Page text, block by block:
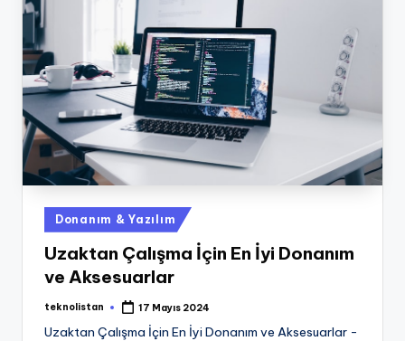
Posted
in
Donanım & Yazılım
Uzaktan Çalışma İçin En İyi Donanım
ve Aksesuarlar
Posted
teknolistan 17 Mayıs 2024
Uzaktan Çalışma İçin En İyi Donanım ve Aksesuarlar -